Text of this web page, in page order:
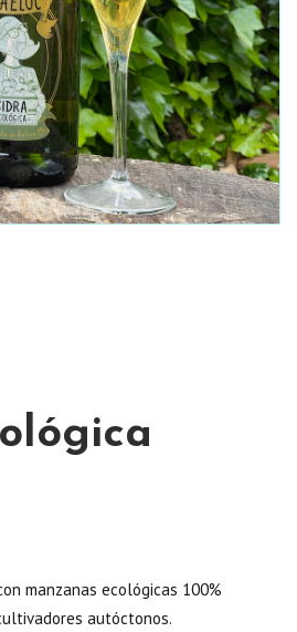
manzanas ecológicas 100%
autóctonos.